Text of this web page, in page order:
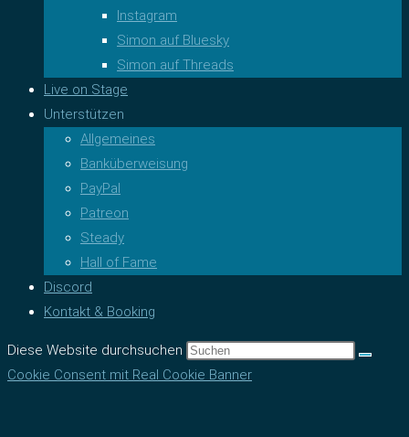
Instagram
Simon auf Bluesky
Simon auf Threads
Live on Stage
Unterstützen
Allgemeines
Banküberweisung
PayPal
Patreon
Steady
Hall of Fame
Discord
Kontakt & Booking
Diese Website durchsuchen
Cookie Consent mit Real Cookie Banner